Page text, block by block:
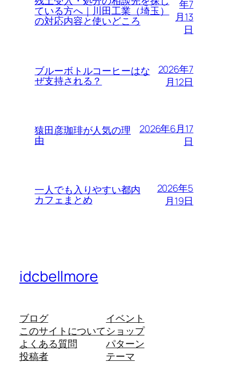
ている方へ｜川田工業（埼玉）
の対応内容と使いどころ
年7
月13
日
ブルーボトルコーヒーはな
ぜ支持される？
2026年7
月12日
猿田彦珈琲が人気の理
由
2026年6月17
日
一人でも入りやすい都内
カフェまとめ
2026年5
月19日
idcbellmore
ブログ
このサイトについて
よくある質問
投稿者
イベント
ショップ
パターン
テーマ